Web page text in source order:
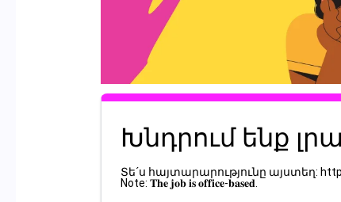
Խնդրում ենք
Տե´ս հայտարարությունը այստեղ:
Note: 𝐓𝐡𝐞 𝐣𝐨𝐛 𝐢𝐬 𝐨𝐟𝐟𝐢𝐜𝐞-𝐛𝐚𝐬𝐞𝐝.